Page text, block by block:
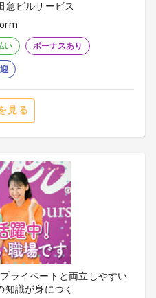
急ビルサービス
い ボーナスあり
見る
ライベートと両立しやすい
識が身につく